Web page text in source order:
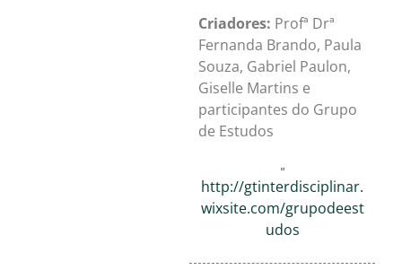
Criadores: Profª Drª
Fernanda Brando, Paula
Souza, Gabriel Paulon,
Giselle Martins e
participantes do Grupo
de Estudos
http://gtinterdisciplinar.
wixsite.com/grupodeest
udos